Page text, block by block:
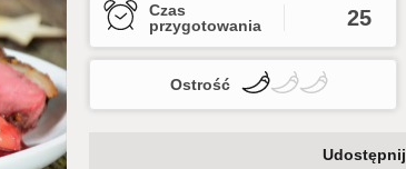
Czas
przygotowania
25
Ostrość
Udostępnij